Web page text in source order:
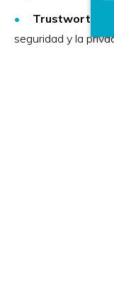
Trustworthy
seguridad y la